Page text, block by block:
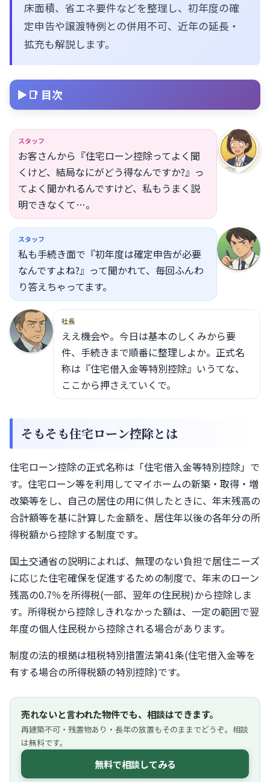
床面積、省エネ要件などを整理し、初年度の確
定申告や譲渡特例との併用不可、近年の延長・
拡充も解説します。
📑 目次
スタッフ
お客さんから『住宅ローン控除ってよく聞
くけど、結局なにがどう得なんですか?』っ
てよく聞かれるんですけど、私もうまく説
明できなくて…。
スタッフ
私も手続き面で『初年度は確定申告が必要
なんですよね?』って聞かれて、毎回ふんわ
り答えちゃってます。
社長
ええ機会や。今日は基本のしくみから要
件、手続きまで順番に整理しよか。正式名
称は『住宅借入金等特別控除』いうてな、
ここから押さえていくで。
そもそも住宅ローン控除とは
住宅ローン控除の正式名称は「住宅借入金等特別控除」で
す。住宅ローン等を利用してマイホームの新築・取得・増
改築等をし、自己の居住の用に供したときに、年末残高の
合計額等を基に計算した金額を、居住年以後の各年分の所
得税額から控除する制度です。
国土交通省の説明によれば、無理のない負担で居住ニーズ
に応じた住宅確保を促進するための制度で、年末のローン
残高の0.7％を所得税(一部、翌年の住民税)から控除しま
す。所得税から控除しきれなかった額は、一定の範囲で翌
年度の個人住民税から控除される場合があります。
制度の法的根拠は租税特別措置法第41条(住宅借入金等を
有する場合の所得税額の特別控除)です。
売れないと言われた物件でも、相談はできます。
再建築不可・残置物あり・長年の放置もそのままでどうぞ。相談
は無料です。
無料で相談してみる